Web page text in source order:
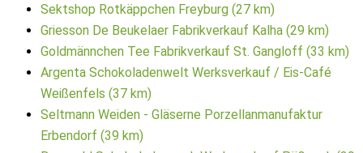
Sektshop Rotkäppchen Freyburg (27 km)
Griesson De Beukelaer Fabrikverkauf Kalha (29 km)
Goldmännchen Tee Fabrikverkauf St. Gangloff (33 km)
Argenta Schokoladenwelt Werksverkauf / Eis-Café
Weißenfels (37 km)
Seltmann Weiden - Gläserne Porzellanmanufaktur
Erbendorf (39 km)